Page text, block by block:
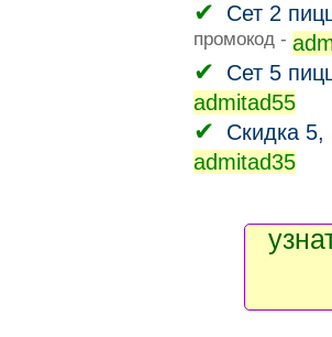
Сет 2
промокод -
Сет 5
admitad55
Скидка
admitad35